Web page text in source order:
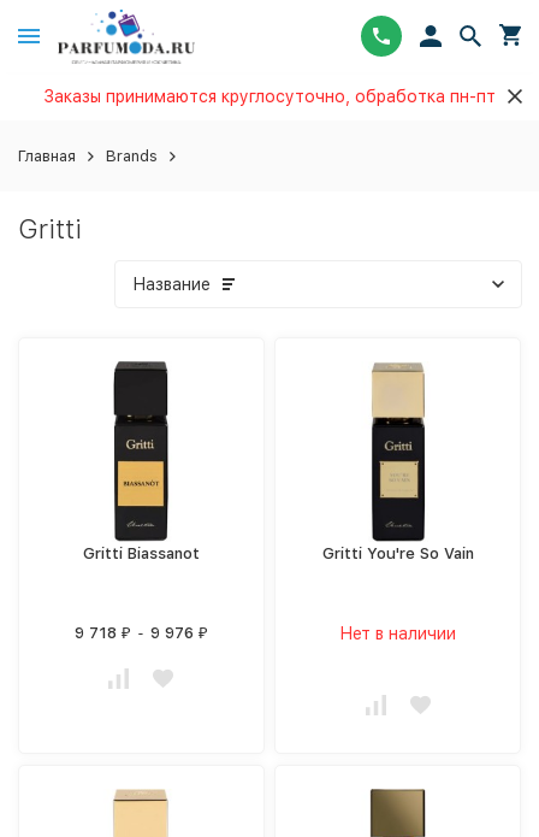
Заказы принимаются круглосуточно, обработка пн-пт
Главная Brands
Gritti
Название
Gritti Biassanot
9 718 ₽ - 9 976 ₽
Gritti You're So Vain
Нет в наличии